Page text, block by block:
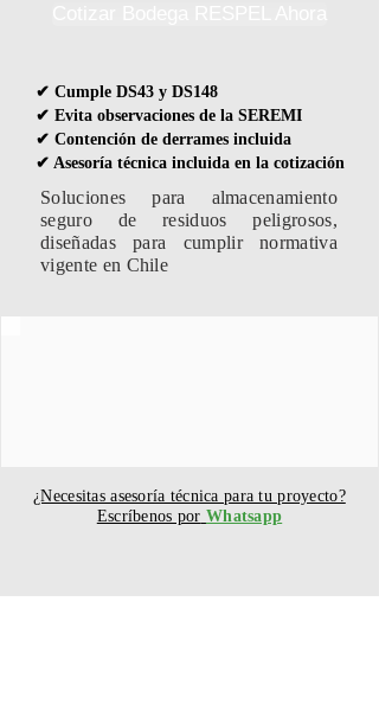
✔ Cumple DS43 y DS148
✔ Evita observaciones de la SEREMI
✔ Contención de derrames incluida
✔ Asesoría técnica incluida en la cotización
Soluciones para almacenamiento
seguro de residuos peligrosos,
diseñadas para cumplir normativa
vigente en Chile
¿Necesitas asesoría técnica para tu proyecto?
Escríbenos por Whatsapp